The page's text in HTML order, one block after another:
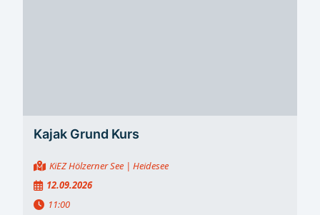
Kajak Grund Kurs
KiEZ Hölzerner See | Heidesee
12.09.2026
11:00